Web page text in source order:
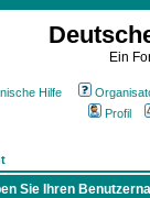
Ein
Hilfe
Profil
Sie Ihren